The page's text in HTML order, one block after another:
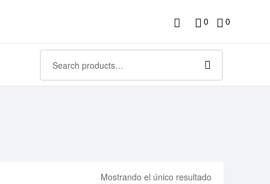
0 0
Mostrando el único resultado